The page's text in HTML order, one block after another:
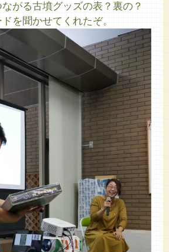
がる古墳グッズの表？裏の？
を聞かせてくれたぞ。